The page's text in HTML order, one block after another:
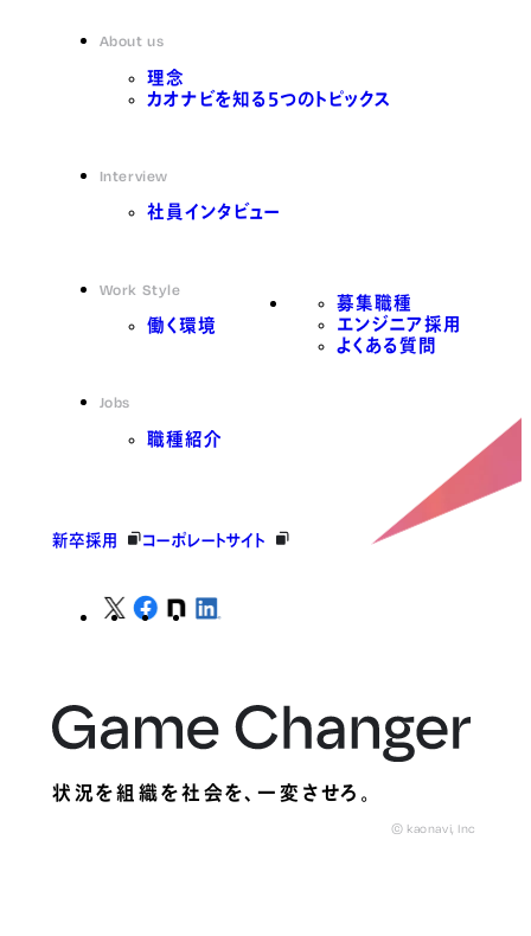
About us
理念
カオナビを知る5つのトピックス
Interview
社員インタビュー
Work Style
働く環境
Jobs
職種紹介
募集職種
エンジニア採用
よくある質問
新卒採用 コーポレートサイト
状況を組織を社会を、一変させろ。
© kaonavi, Inc